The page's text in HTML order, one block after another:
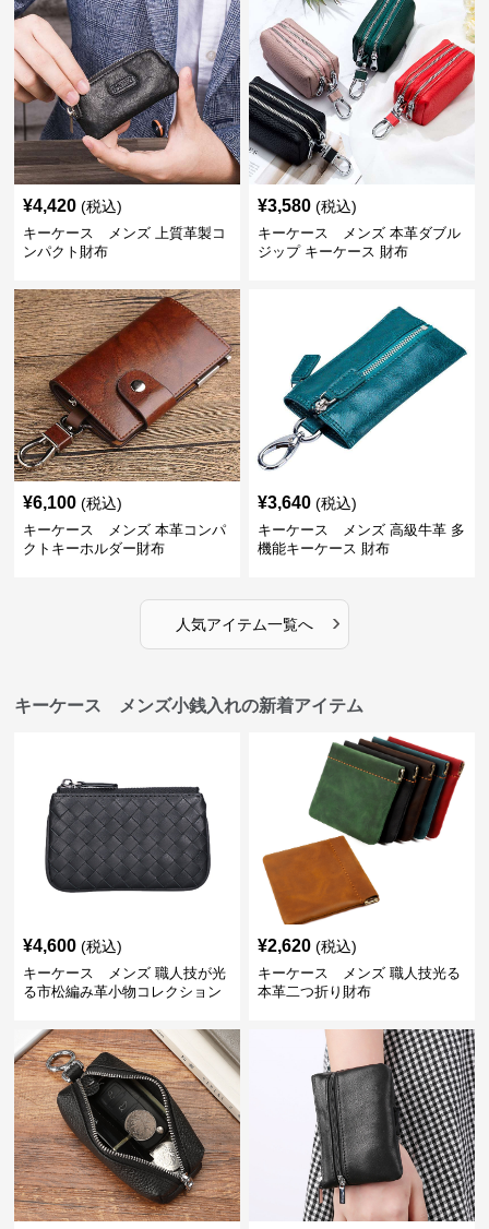
¥4,420 (税込)
キーケース メンズ 上質革製コ
ンパクト財布
¥3,580 (税込)
キーケース メンズ 本革ダブル
ジップ キーケース 財布
¥6,100 (税込)
キーケース メンズ 本革コンパ
クトキーホルダー財布
¥3,640 (税込)
キーケース メンズ 高級牛革 多
機能キーケース 財布
人気アイテム一覧へ ›
キーケース メンズ小銭入れの新着アイテム
¥4,600 (税込)
キーケース メンズ 職人技が光
る市松編み革小物コレクション
¥2,620 (税込)
キーケース メンズ 職人技光る
本革二つ折り財布